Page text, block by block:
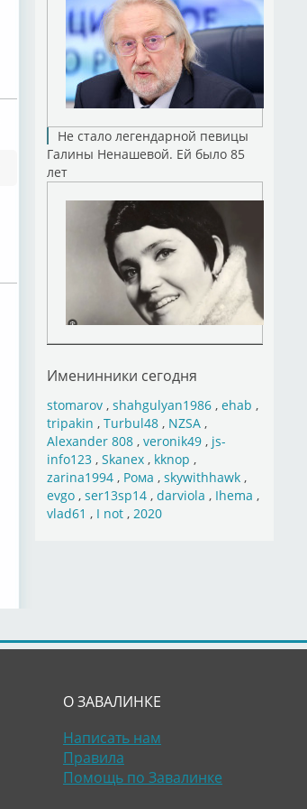
Не стало легендарной певицы
Галины Ненашевой. Ей было 85
лет
Именинники сегодня
stomarov, shahgulyan1986, ehab ,
tripakin , Turbul48, NZSA,
Alexander 808, veronik49, js-
info123, Skanex, kknop ,
zarina1994, Рома , skywithhawk,
evgo, ser13sp14, darviola , Ihema ,
vlad61 , I not, 2020
О ЗАВАЛИНКЕ
Написать нам
Правила
Помощь по Завалинке